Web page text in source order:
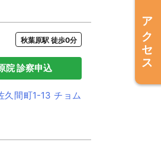
秋葉原駅 徒歩0分
院 診察申込
久間町1-13 チョム
アクセス